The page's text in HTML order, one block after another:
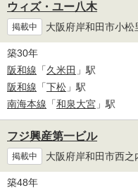
ウィズ・ユー八木
掲載中 大阪府岸和田市小松
築30年
阪和線 「久米田 」駅
阪和線 「下松 」駅
南海本線 「和泉大宮 」駅
フジ興産第一ビル
掲載中 大阪府岸和田市西之
築48年